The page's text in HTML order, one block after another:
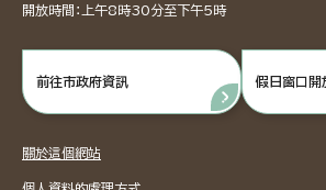
開放時間：上午8時30分至下午5時
前往市政府資訊 假日窗口開
關於這個網站